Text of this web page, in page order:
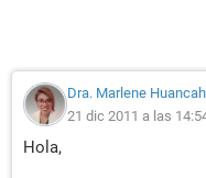
Dra. Marlene
21 dic 2011 a las
Hola,